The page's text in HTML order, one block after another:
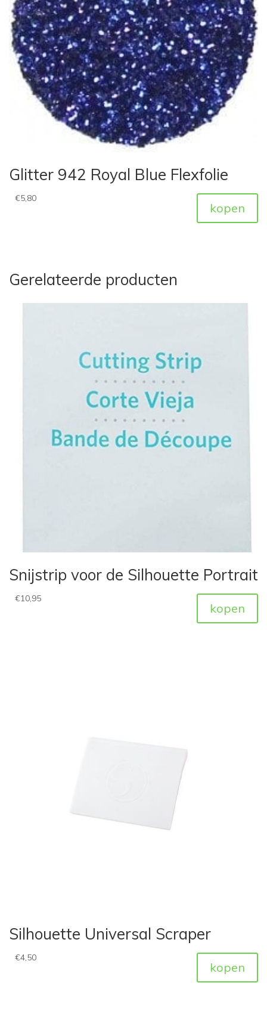
Glitter 942 Royal Blue Flexfolie
€5,80
kopen
Gerelateerde producten
Snijstrip voor de Silhouette Portrait
€10,95
kopen
Silhouette Universal Scraper
€4,50
kopen